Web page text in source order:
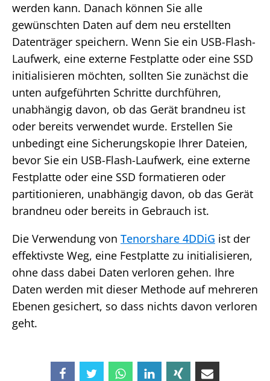
werden kann. Danach können Sie alle
gewünschten Daten auf dem neu erstellten
Datenträger speichern. Wenn Sie ein USB-Flash-
Laufwerk, eine externe Festplatte oder eine SSD
initialisieren möchten, sollten Sie zunächst die
unten aufgeführten Schritte durchführen,
unabhängig davon, ob das Gerät brandneu ist
oder bereits verwendet wurde. Erstellen Sie
unbedingt eine Sicherungskopie Ihrer Dateien,
bevor Sie ein USB-Flash-Laufwerk, eine externe
Festplatte oder eine SSD formatieren oder
partitionieren, unabhängig davon, ob das Gerät
brandneu oder bereits in Gebrauch ist.
Die Verwendung von Tenorshare 4DDiG ist der
effektivste Weg, eine Festplatte zu initialisieren,
ohne dass dabei Daten verloren gehen. Ihre
Daten werden mit dieser Methode auf mehreren
Ebenen gesichert, so dass nichts davon verloren
geht.